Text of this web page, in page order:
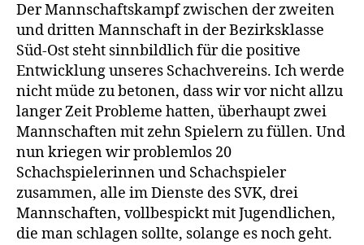
Der Mannschaftskampf zwischen der zweiten
und dritten Mannschaft in der Bezirksklasse
Süd-Ost steht sinnbildlich für die positive
Entwicklung unseres Schachvereins. Ich werde
nicht müde zu betonen, dass wir vor nicht allzu
langer Zeit Probleme hatten, überhaupt zwei
Mannschaften mit zehn Spielern zu füllen. Und
nun kriegen wir problemlos 20
Schachspielerinnen und Schachspieler
zusammen, alle im Dienste des SVK, drei
Mannschaften, vollbespickt mit Jugendlichen,
die man schlagen sollte, solange es noch geht.